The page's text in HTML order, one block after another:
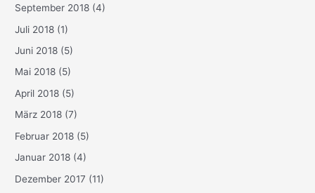
September 2018 (4)
Juli 2018 (1)
Juni 2018 (5)
Mai 2018 (5)
April 2018 (5)
März 2018 (7)
Februar 2018 (5)
Januar 2018 (4)
Dezember 2017 (11)